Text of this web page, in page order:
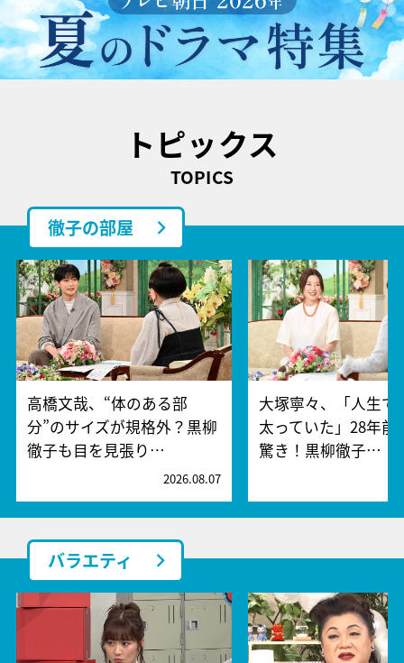
トピックス
TOPICS
徹子の部屋
高橋文哉、“体のある部
分”のサイズが規格外？黒柳
徹子も目を見張り…
2026.08.07
大塚寧々、「人生で
太っていた」28年前
驚き！黒柳徹子…
バラエティ